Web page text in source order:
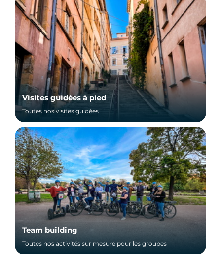
Visites guidées à pied
Toutes nos visites guidées
Team building
Toutes nos activités sur mesure pour les groupes